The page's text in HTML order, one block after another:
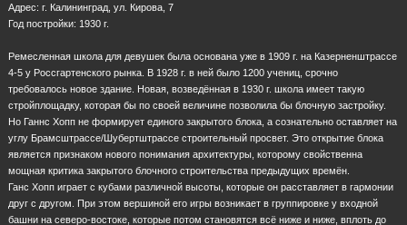
Адрес: г. Калининград, ул. Кирова, 7
Год постройки: 1930 г.
Ремесленная школа для девушек была основана уже в 1909 г. на Казерненштрассе
4-5 у Россгартенского рынка. В 1928 г. в ней было 1200 учениц, срочно
требовалось новое здание. Новая, возведённая в 1930 г. школа имеет такую
стройплощадку, которая бы по своей величине позволила бы блочную застройку.
Но Ганнс Хопп не формирует единого закрытого блока, а сознательно оставляет на
углу Брамсштрассе/Шубертштрассе строительный просвет. Это открытие блока
является признаком нового понимания архитектуры, которому свойственна
мощная критика закрытого блочного строительства предыдущих времён.
Ганс Хопп играет с кубами различной высоты, которые он расставляет в гармонии
друг с другом. При этом вершиной его игры возникает в группировке у входной
башни на северо-востоке, которые потом становятся всё ниже и ниже, вплоть до